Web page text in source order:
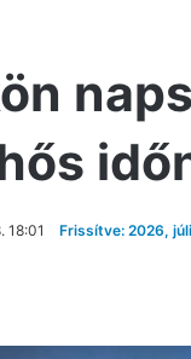
18:01 Frissítve: 2026,